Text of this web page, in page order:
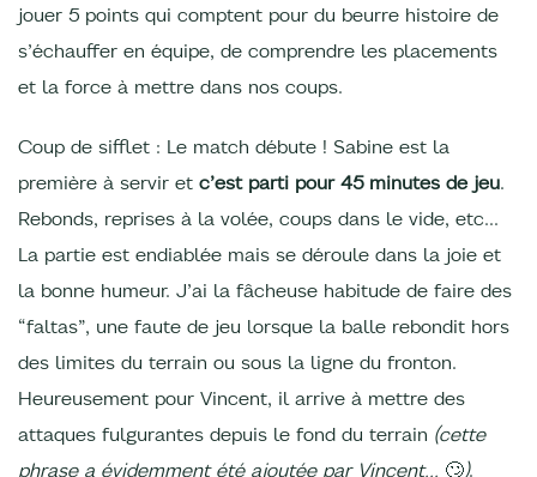
jouer 5 points qui comptent pour du beurre histoire de
s’échauffer en équipe, de comprendre les placements
et la force à mettre dans nos coups.
Coup de sifflet : Le match débute ! Sabine est la
première à servir et c’est parti pour 45 minutes de jeu.
Rebonds, reprises à la volée, coups dans le vide, etc…
La partie est endiablée mais se déroule dans la joie et
la bonne humeur. J’ai la fâcheuse habitude de faire des
“faltas”, une faute de jeu lorsque la balle rebondit hors
des limites du terrain ou sous la ligne du fronton.
Heureusement pour Vincent, il arrive à mettre des
attaques fulgurantes depuis le fond du terrain (cette
phrase a évidemment été ajoutée par Vincent… 🙄).